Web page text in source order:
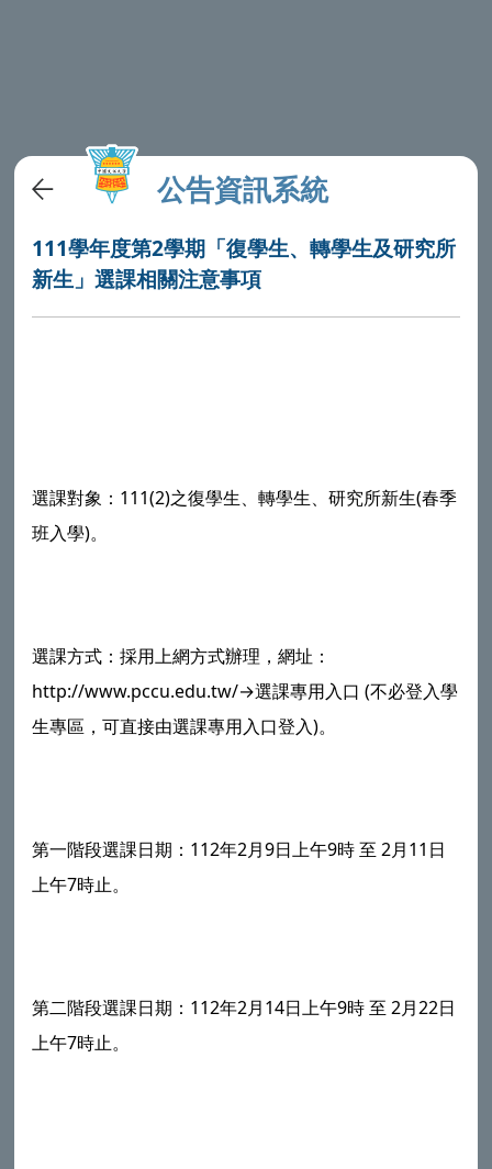
公告資訊系統
111學年度第2學期「復學生、轉學生及研究所
新生」選課相關注意事項
選課對象：111(2)之復學生、轉學生、研究所新生(春季
班入學)。
選課方式：採用上網方式辦理，網址：
http://www.pccu.edu.tw/→選課專用入口 (不必登入學
生專區，可直接由選課專用入口登入)。
第一階段選課日期：112年2月9日上午9時 至 2月11日
上午7時止。
第二階段選課日期：112年2月14日上午9時 至 2月22日
上午7時止。